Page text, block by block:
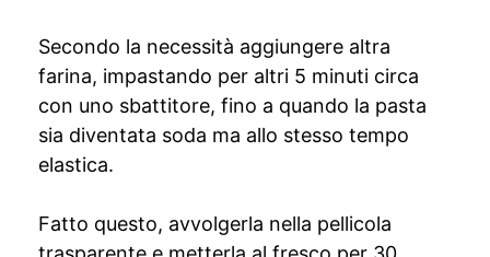
Secondo la necessità aggiungere altra
farina, impastando per altri 5 minuti circa
con uno sbattitore, fino a quando la pasta
sia diventata soda ma allo stesso tempo
elastica.
Fatto questo, avvolgerla nella pellicola